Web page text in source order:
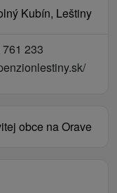
Kubín, Leštiny
233
obce na Orave